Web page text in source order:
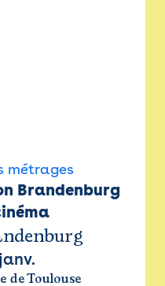
métrages
Brandenburg
de Toulouse